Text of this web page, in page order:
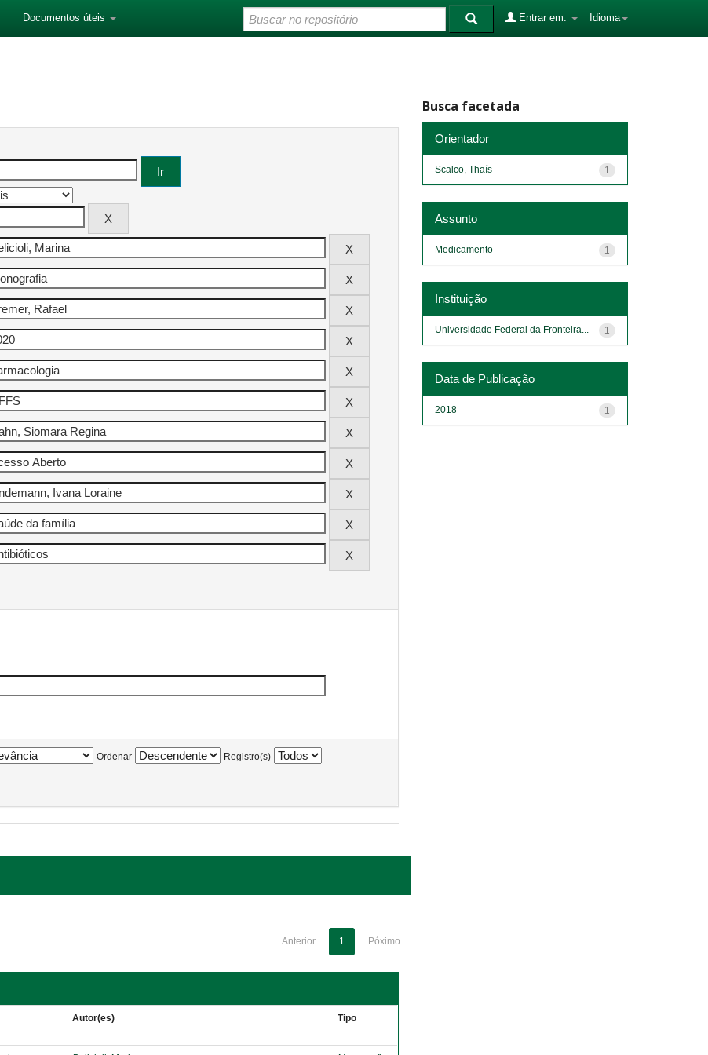
Documentos úteis Idioma
Entrar em:
Ordenar Registro(s)
Anterior 1 Póximo
Autor(es) Tipo
Busca facetada
Orientador
1
Scalco, Thaís
Assunto
1
Medicamento
Instituição
1
Universidade Federal da Fronteira...
Data de Publicação
1
2018